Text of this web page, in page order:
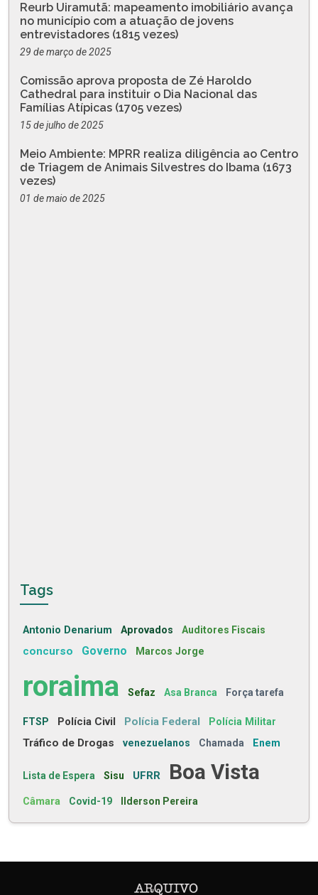
Reurb Uiramutã: mapeamento imobiliário avança
no município com a atuação de jovens
entrevistadores (1815 vezes)
29 de março de 2025
Comissão aprova proposta de Zé Haroldo
Cathedral para instituir o Dia Nacional das
Famílias Atípicas (1705 vezes)
15 de julho de 2025
Meio Ambiente: MPRR realiza diligência ao Centro
de Triagem de Animais Silvestres do Ibama (1673
vezes)
01 de maio de 2025
Tags
Antonio Denarium Aprovados Auditores Fiscais
concurso Governo Marcos Jorge
roraima Sefaz Asa Branca Força tarefa
FTSP Polícia Civil Polícia Federal Polícia Militar
Tráfico de Drogas venezuelanos Chamada Enem
Lista de Espera Sisu UFRR Boa Vista
Câmara Covid-19 Ilderson Pereira